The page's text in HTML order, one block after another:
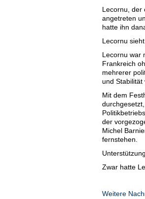
Lecornu, der
angetreten
hatte ihn
Lecornu
Lecornu war
Frankreich
mehrerer
und Stabilität
Mit dem
der
Michel
fernstehen.
Zwar hatte
großen Zahl
Weitere